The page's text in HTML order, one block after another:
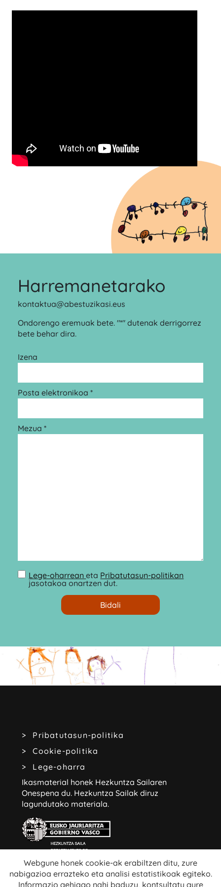
Harremanetarako
kontaktua@abestuzikasi.eus
Ondorengo eremuak bete. "*" dutenak derrigorrez
bete behar dira.
Izena
Posta elektronikoa *
Mezua *
Lege-oharreaneta Pribatutasun-politikan
jasotakoa onartzen dut.
Pribatutasun-politika
Cookie-politika
Lege-oharra
Ikasmaterial honek Hezkuntza Sailaren
Onespena du. Hezkuntza Sailak diruz
lagundutako materiala.
Webgune honetako edukiak libreak dira:
Webgune honek cookie-ak erabiltzen ditu, zure
nabigazioa errazteko eta analisi estatistikoak egiteko.
Informazio gehiago nahi baduzu, kontsultatu gure